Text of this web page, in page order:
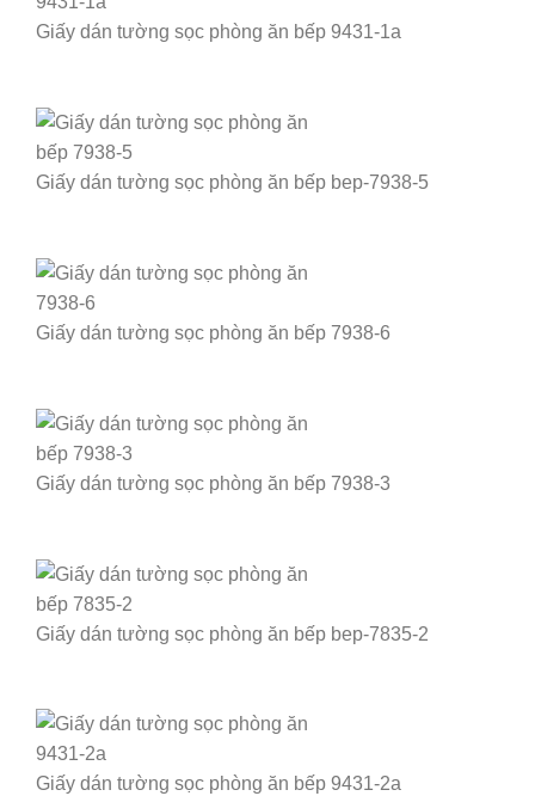
Giấy dán tường sọc phòng ăn bếp 9431-1a
Giấy dán tường sọc phòng ăn bếp bep-7938-5
Giấy dán tường sọc phòng ăn bếp 7938-6
Giấy dán tường sọc phòng ăn bếp 7938-3
Giấy dán tường sọc phòng ăn bếp bep-7835-2
Giấy dán tường sọc phòng ăn bếp 9431-2a